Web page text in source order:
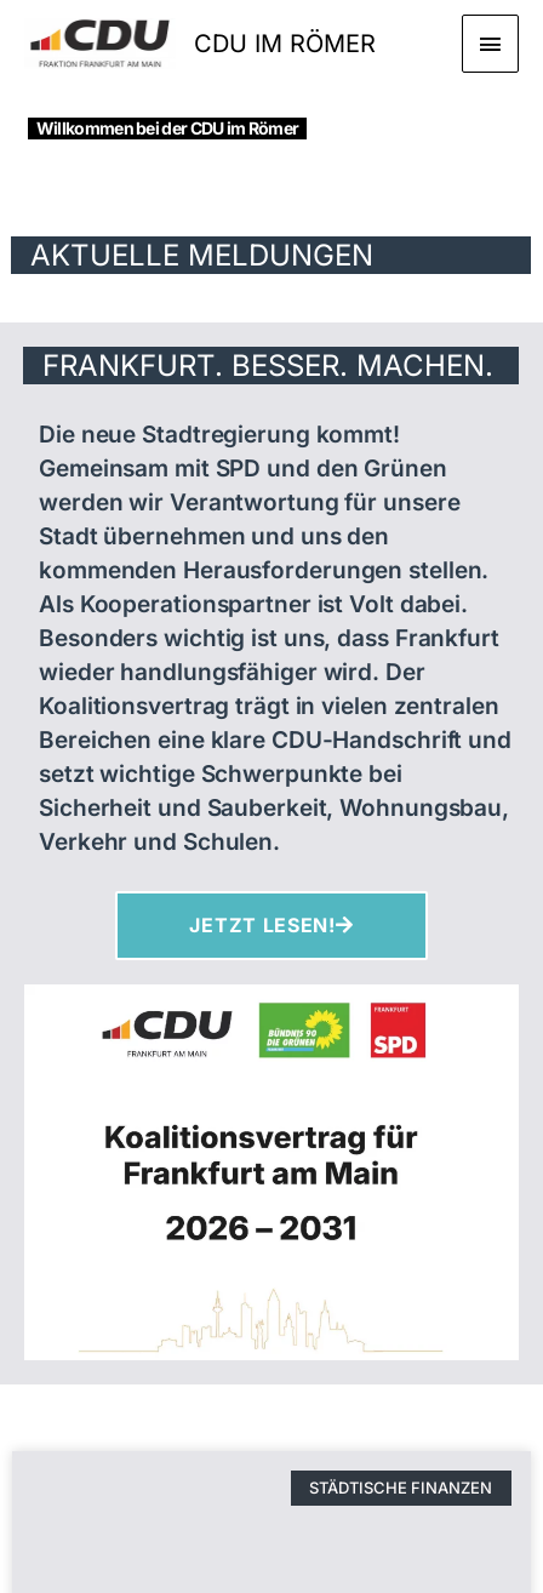
Inhalt
springen
CDU IM RÖMER
Willkommen bei der CDU im Römer
AKTUELLE MELDUNGEN
FRANKFURT. BESSER. MACHEN.
Die neue Stadtregierung kommt!
Gemeinsam mit SPD und den Grünen
werden wir Verantwortung für unsere
Stadt übernehmen und uns den
kommenden Herausforderungen stellen.
Als Kooperationspartner ist Volt dabei.
Besonders wichtig ist uns, dass Frankfurt
wieder handlungsfähiger wird. Der
Koalitionsvertrag trägt in vielen zentralen
Bereichen eine klare CDU-Handschrift und
setzt wichtige Schwerpunkte bei
Sicherheit und Sauberkeit, Wohnungsbau,
Verkehr und Schulen.
JETZT LESEN!
STÄDTISCHE FINANZEN